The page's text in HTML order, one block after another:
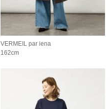
VERMEIL par iena
162cm